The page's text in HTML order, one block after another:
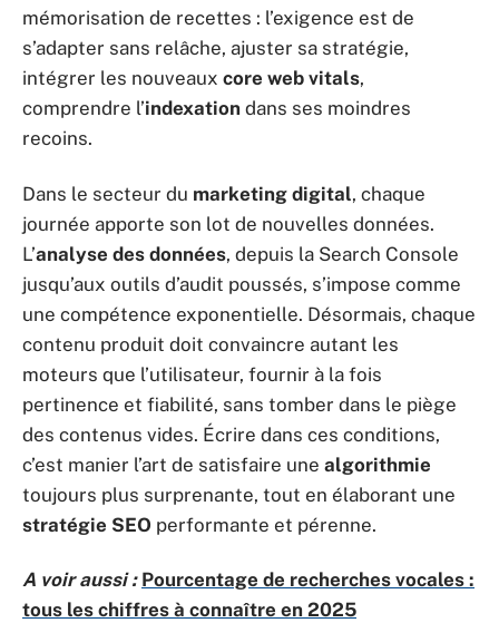
mémorisation de recettes : l’exigence est de
s’adapter sans relâche, ajuster sa stratégie,
intégrer les nouveaux core web vitals,
comprendre l’indexation dans ses moindres
recoins.
Dans le secteur du marketing digital, chaque
journée apporte son lot de nouvelles données.
L’analyse des données, depuis la Search Console
jusqu’aux outils d’audit poussés, s’impose comme
une compétence exponentielle. Désormais, chaque
contenu produit doit convaincre autant les
moteurs que l’utilisateur, fournir à la fois
pertinence et fiabilité, sans tomber dans le piège
des contenus vides. Écrire dans ces conditions,
c’est manier l’art de satisfaire une algorithmie
toujours plus surprenante, tout en élaborant une
stratégie SEO performante et pérenne.
A voir aussi : Pourcentage de recherches vocales :
tous les chiffres à connaître en 2025